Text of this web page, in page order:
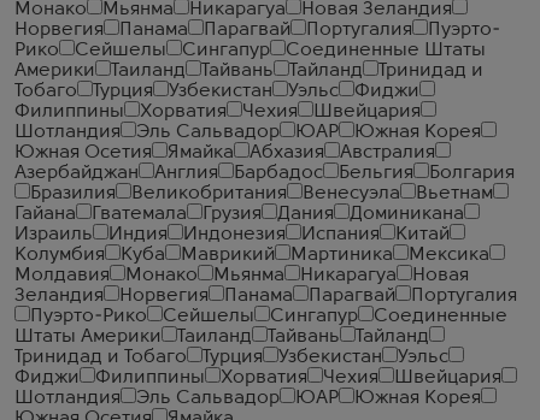
Монако
Мьянма Никарагуа
Новая Зеландия
Норвегия
Панама Парагвай Португалия
Пуэрто-
Рико
Сейшелы Сингапур
Соединенные Штаты
Америки
Таиланд Тайвань Тайланд
Тринидад и
Тобаго
Турция Узбекистан Уэльс
Фиджи
Филиппины
Хорватия Чехия
Швейцария
Шотландия
Эль Сальвадор ЮАР
Южная Корея
Южная Осетия
Ямайка Абхазия
Австралия
Азербайджан
Англия Барбадос Бельгия
Болгария
Бразилия
Великобритания Венесуэла
Вьетнам
Гайана
Гватемала Грузия Дания
Доминикана
Израиль
Индия Индонезия Испания
Китай
Колумбия
Куба Маврикий Мартиника
Мексика
Молдавия
Монако Мьянма Никарагуа
Новая
Зеландия
Норвегия Панама Парагвай
Португалия
Пуэрто-Рико
Сейшелы Сингапур
Соединенные
Штаты Америки
Таиланд Тайвань
Тайланд
Тринидад и Тобаго
Турция Узбекистан
Уэльс
Фиджи
Филиппины Хорватия Чехия
Швейцария
Шотландия
Эль Сальвадор ЮАР
Южная Корея